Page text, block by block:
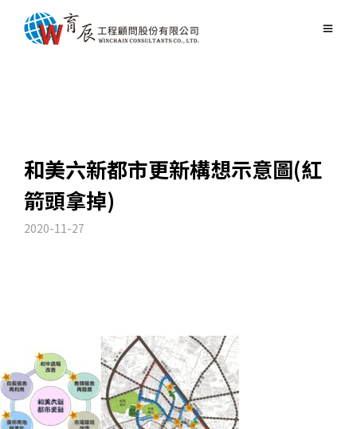
和美六新都市更新構想示意圖(紅
箭頭拿掉)
2020-11-27